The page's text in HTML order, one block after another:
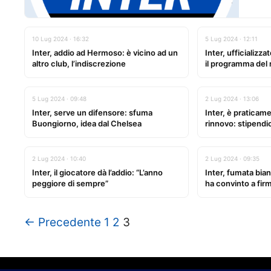
10 Lug 2024 · 16:32
Inter, addio ad Hermoso: è vicino ad un
altro club, l’indiscrezione
5 Lug 2024 · 12:11
Inter,
il programma del
5 Lug 2024 · 09:48
Inter, serve un difensore: sfuma
Buongiorno, idea dal Chelsea
2 Lug 2024 · 13:06
Inter, è
rinnovo:
2 Lug 2024 · 10:40
Inter, il giocatore dà l’addio: “L’anno
peggiore di sempre”
2 Lug 2024 · 09:35
Inter, fumata
ha convinto a
← Precedente 1 2 3